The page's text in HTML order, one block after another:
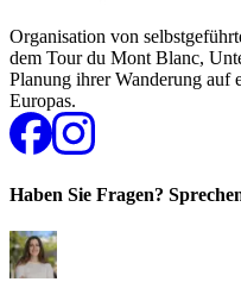
Organisation von
dem Tour du Mont Blanc,
Planung ihrer Wanderung auf
Europas.
Haben Sie Fragen?